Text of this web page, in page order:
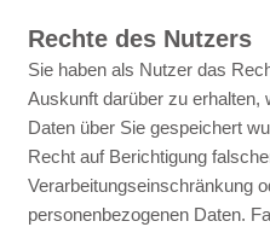
Rechte des Nutzers
Sie haben als Nutzer das
Auskunft darüber zu erhalten,
Daten über Sie gespeichert
Recht auf Berichtigung
Verarbeitungseinschränkung
personenbezogenen Daten.